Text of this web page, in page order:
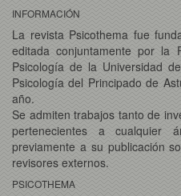
INFORMACIÓN
La revista Psicothema fue
editada conjuntamente por la
Psicología de la Universidad
Psicología del Principado de
año.
Se admiten trabajos tanto de
pertenecientes a cualquier
previamente a su publicación
revisores externos.
PSICOTHEMA